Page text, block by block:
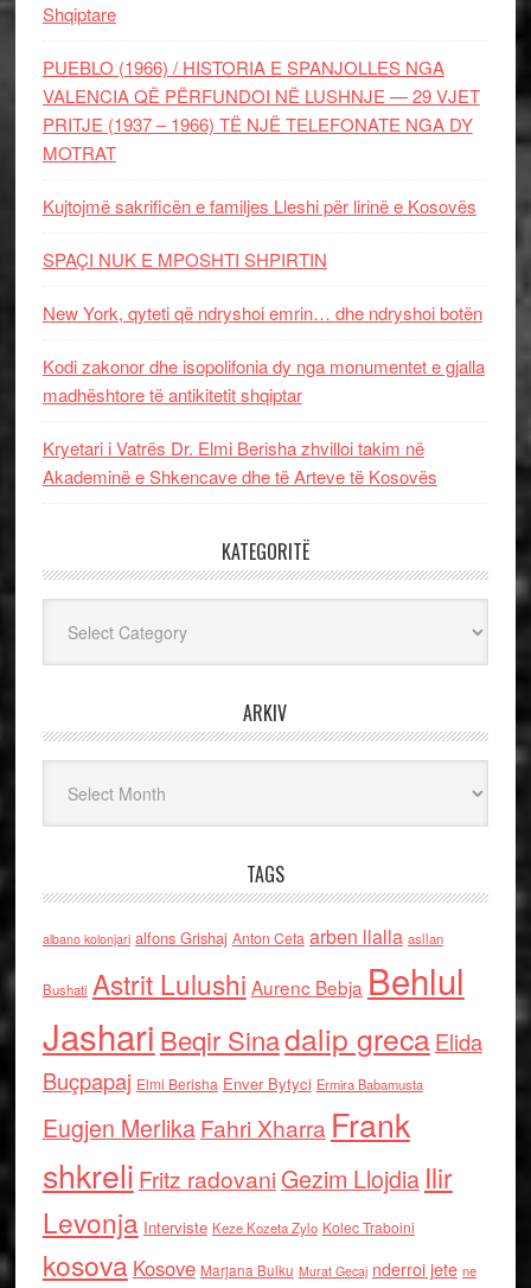
Shqiptare
PUEBLO (1966) / HISTORIA E SPANJOLLES NGA
VALENCIA QË PËRFUNDOI NË LUSHNJE — 29 VJET
PRITJE (1937 – 1966) TË NJË TELEFONATE NGA DY
MOTRAT
Kujtojmë sakrificën e familjes Lleshi për lirinë e Kosovës
SPAÇI NUK E MPOSHTI SHPIRTIN
New York, qyteti që ndryshoi emrin… dhe ndryshoi botën
Kodi zakonor dhe isopolifonia dy nga monumentet e gjalla
madhështore të antikitetit shqiptar
Kryetari i Vatrës Dr. Elmi Berisha zhvilloi takim në
Akademinë e Shkencave dhe të Arteve të Kosovës
KATEGORITË
ARKIV
TAGS
albano kolonjari alfons Grishaj Anton Cefa arben llalla asllan
Bushati Astrit Lulushi Aurenc Bebja Behlul
Jashari Beqir Sinadalip grecaElida
Buçpapaj Elmi Berisha Enver Bytyci Ermira Babamusta
Eugjen MerlikaFahri Xharra Frank
shkreli Fritz radovaniGezim Llojdia Ilir
Levonja Interviste Keze Kozeta Zylo Kolec Traboini
kosova Kosove Marjana Bulku Murat Gecaj nderroi jete ne